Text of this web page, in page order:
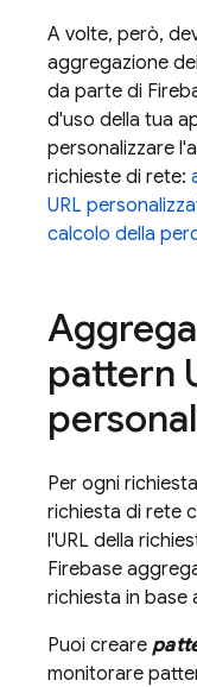
A volte, però,
aggregazione
da parte di
d'uso della tua
personalizzare
richieste di rete:
URL
calcolo della
pattern
Per ogni
richiesta di rete
l'URL della
Firebase
richiesta in base
Puoi creare
monitorare